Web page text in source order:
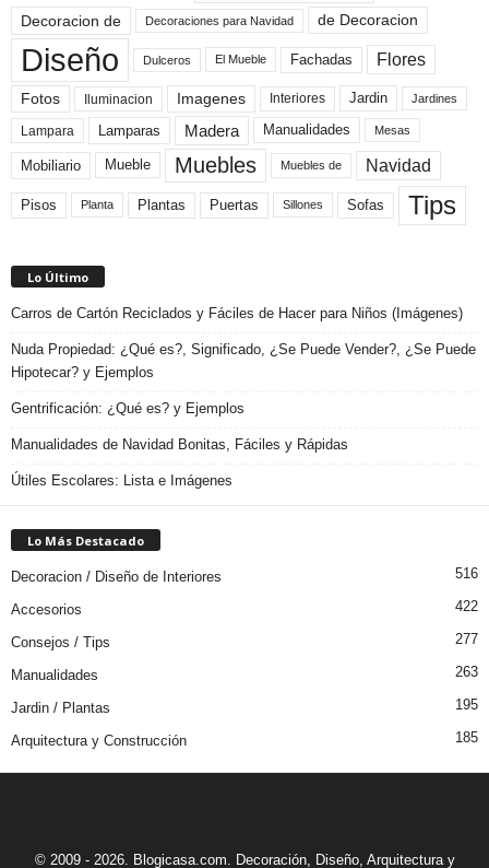
Decoracion de Decoraciones para Navidad de Decoracion
Diseño Dulceros El Mueble Fachadas Flores
Fotos Iluminacion Imagenes Interiores Jardin Jardines
Lampara Lamparas Madera Manualidades Mesas
Mobiliario Mueble Muebles Muebles de Navidad
Pisos Planta Plantas Puertas Sillones Sofas Tips
Lo Último
Carros de Cartón Reciclados y Fáciles de Hacer para Niños (Imágenes)
Nuda Propiedad: ¿Qué es?, Significado, ¿Se Puede Vender?, ¿Se Puede
Hipotecar? y Ejemplos
Gentrificación: ¿Qué es? y Ejemplos
Manualidades de Navidad Bonitas, Fáciles y Rápidas
Útiles Escolares: Lista e Imágenes
Lo Más Destacado
Decoracion / Diseño de Interiores 516
Accesorios 422
Consejos / Tips 277
Manualidades 263
Jardin / Plantas 195
Arquitectura y Construcción 185
© 2009 - 2026. Blogicasa.com. Decoración, Diseño, Arquitectura y